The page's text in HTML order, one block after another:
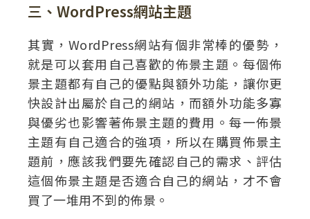
三、WordPress網站主題
其實，WordPress網站有個非常棒的優勢，
就是可以套用自己喜歡的佈景主題。每個佈
景主題都有自己的優點與額外功能，讓你更
快設計出屬於自己的網站，而額外功能多寡
與優劣也影響著佈景主題的費用。每一佈景
主題有自己適合的強項，所以在購買佈景主
題前，應該我們要先確認自己的需求、評估
這個佈景主題是否適合自己的網站，才不會
買了一堆用不到的佈景。